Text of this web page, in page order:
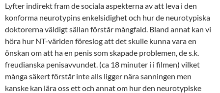
Lyfter indirekt fram de sociala aspekterna av att leva i den
konforma neurotypins enkelsidighet och hur de neurotypiska
doktorerna väldigt sällan förstår mångfald. Bland annat kan vi
höra hur NT-världen föreslog att det skulle kunna vara en
önskan om att ha en penis som skapade problemen, de s.k.
freudianska penisavvundet. (ca 18 minuter i i filmen) vilket
många säkert förstår inte alls ligger nära sanningen men
kanske kan lära oss ett och annat om hur den neurotypiske